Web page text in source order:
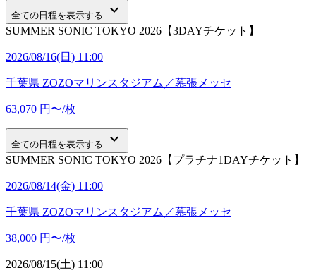
全ての日程を表示する keyboard_arrow_down
SUMMER SONIC TOKYO 2026【3DAYチケット】
2026/08/16(日) 11:00
千葉県 ZOZOマリンスタジアム／幕張メッセ
63,070 円〜/枚
全ての日程を表示する keyboard_arrow_down
SUMMER SONIC TOKYO 2026【プラチナ1DAYチケット】
2026/08/14(金) 11:00
千葉県 ZOZOマリンスタジアム／幕張メッセ
38,000 円〜/枚
2026/08/15(土) 11:00